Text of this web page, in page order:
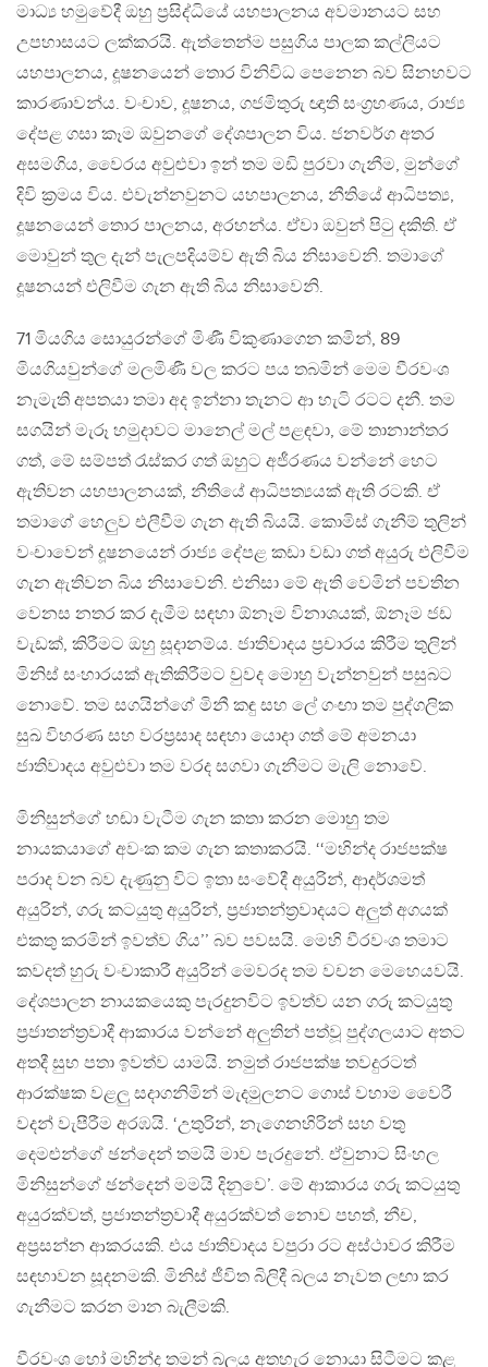
මාධ්‍ය හමුවේදී ඔහු ප්‍රසිද්ධියේ යහපාලනය අවමානයට සහ
උපහාසයට ලක්කරයි. ඇත්තෙන්ම පසුගිය පාලක කල්ලියට
යහපාලනය, දූෂනයෙන් තොර විනිවිධ පෙනෙන බව සිනහවට
කාරණාවන්ය. වංචාව, දූෂනය, ගජමිතුරු ඥාති සංග්‍රහණය, රාජ්‍ය
දේපළ ගසා කෑම ඔවුනගේ දේශපාලන විය. ජනවර්ග අතර
අසමගිය, වෛරය අවුළුවා ඉන් තම මඩි පුරවා ගැනීම, මුන්ගේ
දිවි ක්‍රමය විය. එවැන්නවුනට යහපාලනය, නීතියේ ආධිපත්‍ය,
දූෂනයෙන් තොර පාලනය, අරහන්ය. ඒවා ඔවුන් පිටු දකිති. ඒ
මොවුන් තුල දැන් පැලපදියම්ව ඇති බිය නිසාවෙනි. තමාගේ
දූෂනයන් එලිවීම ගැන ඇති බිය නිසාවෙනි.
71 මියගිය සොයුරන්ගේ මිණී විකුණාගෙන කමින්, 89
මියගියවුන්ගේ මලමිණී වල කරට පය තබමින් මෙම වීරවංශ
නැමැති අපතයා තමා අද ඉන්නා තැනට ආ හැටි රටට දනී. තම
සගයින් මැරූ හමුදාවට මානෙල් මල් පළඳවා, මේ තානාන්තර
ගත්, මේ සම්පත් රැස්කර ගත් ඔහුට අජීරණය වන්නේ හෙට
ඇතිවන යහපාලනයක්, නීතියේ ආධිපත්‍යයක් ඇති රටකි. ඒ
තමාගේ හෙලුව එලීවීම ගැන ඇති බියයි. කොමිස් ගැනීම් තුලින්
වංචාවෙන් දූෂනයෙන් රාජ්‍ය දේපළ කඩා වඩා ගත් අයුරු එලිවීම
ගැන ඇතිවන බිය නිසාවෙනි. එනිසා මේ ඇති වෙමින් පවතින
වෙනස නතර කර දැමීම සඳහා ඕනෑම විනාශයක්, ඕනෑම ජඩ
වැඩක්, කිරීමට ඔහු සූදානම්ය. ජාතිවාදය ප්‍රචාරය කිරීම තුලින්
මිනිස් සංහාරයක් ඇතිකිරීමට වුවද මොහු වැන්නවුන් පසුබට
නොවේ. තම සගයින්ගේ මිනී කඳු සහ ලේ ගංඟා තම පුද්ගලික
සුඛ විහරණ සහ වරප්‍රසාද සඳහා යොදා ගත් මේ අමනයා
ජාතිවාදය අවුළුවා තම වරද සගවා ගැනීමට මැලි නොවේ.
මිනිසුන්ගේ හඬා වැටීම ගැන කතා කරන මොහු තම
නායකයාගේ අවංක කම ගැන කතාකරයි. ‘‘මහින්ද රාජපක්ෂ
පරාද වන බව දැණුනු විට ඉතා සංවේදී අයුරින්, ආදර්ශමත්
අයුරින්, ගරු කටයුතු අයුරින්, ප්‍රජාතන්ත්‍රවාදයට අලුත් අගයක්
එකතු කරමින් ඉවත්ව ගිය’’ බව පවසයි. මෙහි වීරවංශ තමාට
කවදත් හුරු වංචාකාරී අයුරින් මෙවරද තම වචන මෙහෙයවයි.
දේශපාලන නායකයෙකු පැරදුනවිට ඉවත්ව යන ගරු කටයුතු
ප්‍රජාතන්ත්‍රවාදී ආකාරය වන්නේ අලුතින් පත්වූ පුද්ගලයාට අතට
අතදී සුභ පතා ඉවත්ව යාමයි. නමුත් රාජපක්ෂ තවදුරටත්
ආරක්ෂක වළලු සදාගනිමින් මැදමුලනට ගොස් වහාම වෛරී
වදන් වැපීරීම අරඹයි. ‘උතුරින්, නැගෙනහිරින් සහ වතු
දෙමළුන්ගේ ඡන්දෙන් තමයි මාව පැරදුනේ. ඒවුනාට සිංහල
මිනිසුන්ගේ ඡන්දෙන් මමයි දිනුවෙ’. මේ ආකාරය ගරු කටයුතු
අයුරක්වත්, ප්‍රජාතන්ත්‍රවාදී අයුරක්වත් නොව පහත්, නීච,
අප්‍රසන්න ආකරයකි. එය ජාතිවාදය වපුරා රට අස්ථාවර කිරීම
සඳහාවන සූදනමකි. මිනිස් ජීවිත බිලිදී බලය නැවත ලඟා කර
ගැනීමට කරන මාන බැලීමකි.
වීරවංශ හෝ මහින්ද තමන් බලය අතහැර නොයා සිටීමට කළ